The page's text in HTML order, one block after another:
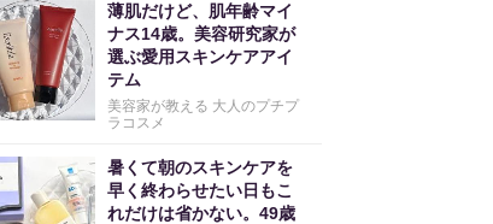
薄肌だけど、肌年齢マイ
ナス14歳。美容研究家が
選ぶ愛用スキンケアアイ
テム
美容家が教える 大人のプチプ
ラコスメ
暑くて朝のスキンケアを
早く終わらせたい日もこ
れだけは省かない。49歳